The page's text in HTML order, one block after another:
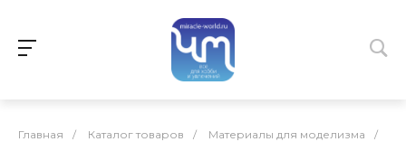
Главная / Каталог товаров / Материалы для моделизма
/